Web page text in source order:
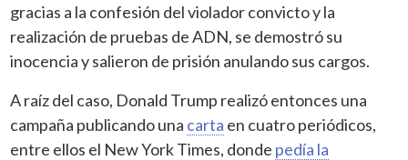
gracias a la confesión del violador convicto y la
realización de pruebas de ADN, se demostró su
inocencia y salieron de prisión anulando sus cargos.
A raíz del caso, Donald Trump realizó entonces una
campaña publicando una carta en cuatro periódicos,
entre ellos el New York Times, donde pedía la